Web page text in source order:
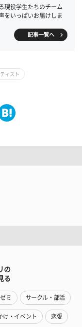
現役学生たちのチーム
をいっぱいお届けしま
記事一覧へ
ィスト
の
る
ミ サークル・部活
け・イベント 恋愛